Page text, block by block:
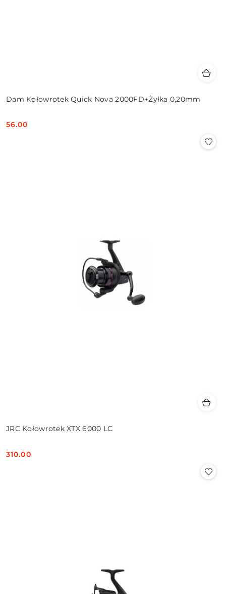
Dam Kołowrotek Quick Nova 2000FD+Żyłka 0,20mm
Cena:
56.00
JRC Kołowrotek XTX 6000 LC
Cena:
310.00